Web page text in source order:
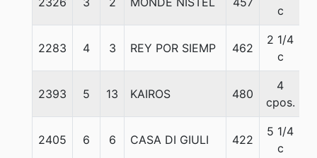
c
2283 4 3 REY POR SIEMP 462
2 1/4
c
2393 5 13 KAIROS 480
4
cpos.
2405 6 6 CASA DI GIULI 422
5 1/4
c